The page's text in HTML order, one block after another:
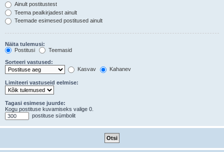
Ainult postitustest
Teema pealkirjadest ainult
Teemade esimesed postitused ainult
Näita tulemusi:
Postitusi
Teemasid
Sorteeri vastused:
Kasvav
Kahanev
Limiteeri vastuseid eelmise:
Tagasi esimese juurde:
Kogu postituse kuvamiseks valige 0.
postituse sümbolit